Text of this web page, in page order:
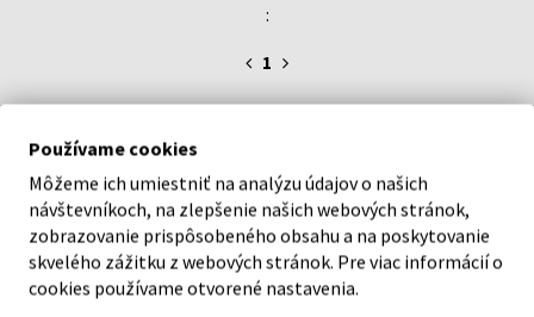
:
1
O SPOLOČNOSTI
O nás
Kontaktný formulár
Kontakt
Používame cookies
Môžeme ich umiestniť na analýzu údajov o našich
návštevníkoch, na zlepšenie našich webových stránok,
zobrazovanie prispôsobeného obsahu a na poskytovanie
skvelého zážitku z webových stránok. Pre viac informácií o
cookies používame otvorené nastavenia.